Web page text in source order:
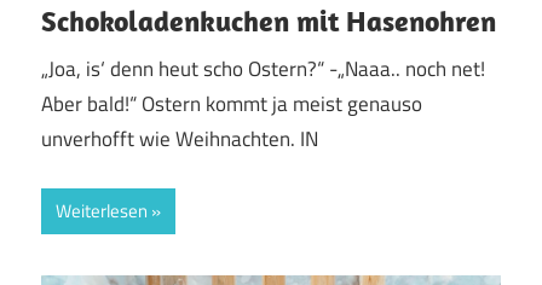
Schokoladenkuchen mit Hasenohren
„Joa, is‘ denn heut scho Ostern?“ -„Naaa.. noch net!
Aber bald!“ Ostern kommt ja meist genauso
unverhofft wie Weihnachten. IN
Weiterlesen